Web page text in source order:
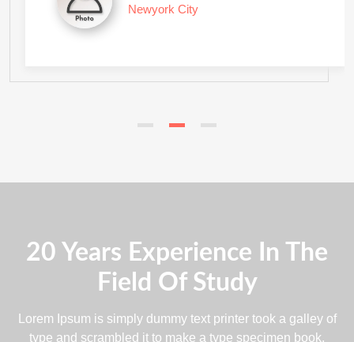
Newyork City
20 Years Experience In The
Field Of Study
Lorem Ipsum is simply dummy text printer took a galley of
type and scrambled it to make a type specimen book.